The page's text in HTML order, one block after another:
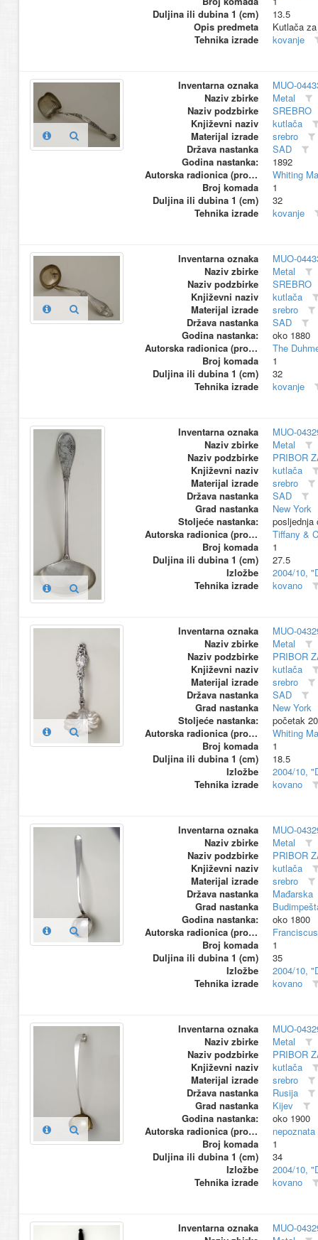
Duljina ili dubina 1 (cm)
13.5
Opis predmeta
Kutlača
Tehnika izrade
kovanje
Inventarna oznaka
MUO-
Naziv zbirke
Metal
Naziv podzbirke
SREBRO
Književni naziv
kutlača
Materijal izrade
srebro
Država nastanka
SAD
Godina nastanka:
1892
Autorska radionica (proizvođač)
Whiting
Broj komada
1
Duljina ili dubina 1 (cm)
32
Tehnika izrade
kovanje
Inventarna oznaka
MUO-
Naziv zbirke
Metal
Naziv podzbirke
SREBRO
Književni naziv
kutlača
Materijal izrade
srebro
Država nastanka
SAD
Godina nastanka:
oko 1880
Autorska radionica (proizvođač)
The
Broj komada
1
Duljina ili dubina 1 (cm)
32
Tehnika izrade
kovanje
Inventarna oznaka
MUO-
Naziv zbirke
Metal
Naziv podzbirke
PRIBOR
Književni naziv
kutlača
Materijal izrade
srebro
Država nastanka
SAD
Grad nastanka
New York
Stoljeće nastanka:
posljednja
Autorska radionica (proizvođač)
Tiffany &
Broj komada
1
Duljina ili dubina 1 (cm)
27.5
Izložbe
2004/10,
Tehnika izrade
kovano
Inventarna oznaka
MUO-
Naziv zbirke
Metal
Naziv podzbirke
PRIBOR
Književni naziv
kutlača
Materijal izrade
srebro
Država nastanka
SAD
Grad nastanka
New York
Stoljeće nastanka:
početak 20
Autorska radionica (proizvođač)
Whiting
Broj komada
1
Duljina ili dubina 1 (cm)
18.5
Izložbe
2004/10,
Tehnika izrade
kovano
Inventarna oznaka
MUO-
Naziv zbirke
Metal
Naziv podzbirke
PRIBOR
Književni naziv
kutlača
Materijal izrade
srebro
Država nastanka
Mađarska
Grad nastanka
Godina nastanka:
oko 1800
Autorska radionica (proizvođač)
Broj komada
1
Duljina ili dubina 1 (cm)
35
Izložbe
2004/10,
Tehnika izrade
kovano
Inventarna oznaka
MUO-
Naziv zbirke
Metal
Naziv podzbirke
PRIBOR
Književni naziv
kutlača
Materijal izrade
srebro
Država nastanka
Rusija
Grad nastanka
Kijev
Godina nastanka:
oko 1900
Autorska radionica (proizvođač)
nepoznata
Broj komada
1
Duljina ili dubina 1 (cm)
34
Izložbe
2004/10,
Tehnika izrade
kovano
Inventarna oznaka
MUO-